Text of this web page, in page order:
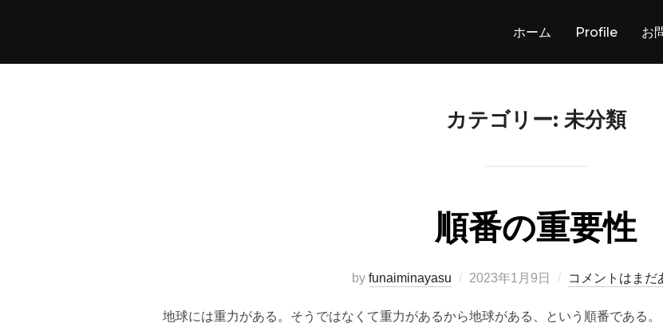
ホーム Profile お
カテゴリー: 未分類
順番の重要性
by funaiminayasu
投
日:
2023年1月9日 コメントはまだ
地球には重力がある。そうではなくて重力があるから地球がある、という順番である